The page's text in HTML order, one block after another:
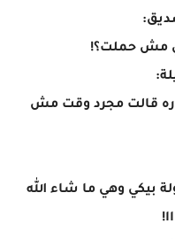
مش حملت؟!
قالت مجرد وقت مش
بيكي وهي ما شاء الله